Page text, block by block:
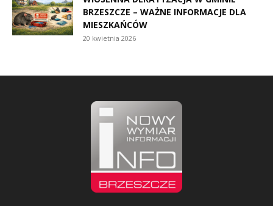
BRZESZCZE – WAŻNE INFORMACJE DLA
MIESZKAŃCÓW
20 kwietnia 2026